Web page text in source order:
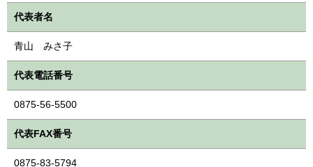
代表者名
青山 みさ子
代表電話番号
0875-56-5500
代表FAX番号
0875-83-5794